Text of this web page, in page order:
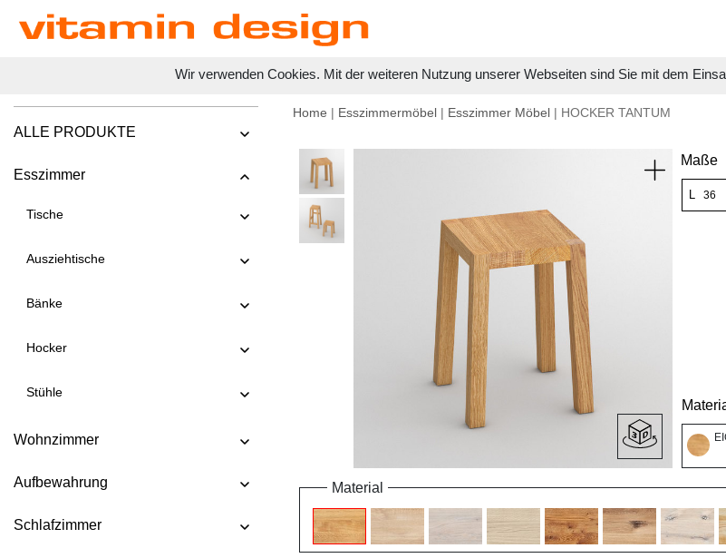
Wir verwenden Cookies. Mit der weiteren Nutzung unserer Webseiten sind Sie mit dem
ALLE PRODUKTE
Esszimmer
Tische
Ausziehtische
Bänke
Hocker
Stühle
Wohnzimmer
Aufbewahrung
Schlafzimmer
Home | Esszimmermöbel | Esszimmer Möbel | HOCKER TANTUM
Maße
L
Material